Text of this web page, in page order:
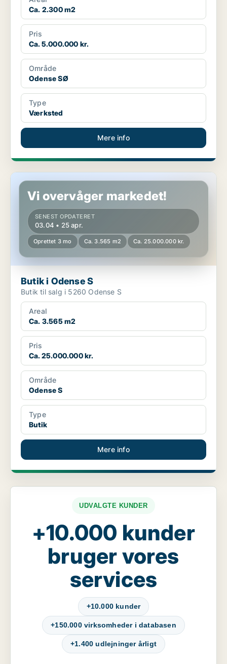
Ca. 2.300 m2
Pris
Ca. 5.000.000 kr.
Område
Odense SØ
Type
Værksted
Mere info
Butik i Odense S
Vi overvåger markedet!
SENEST OPDATERET
03.04 • 25 apr.
Oprettet 3 mo Ca. 3.565 m2 Ca. 25.000.000 kr.
Butik i Odense S
Butik til salg i 5260 Odense S
Areal
Ca. 3.565 m2
Pris
Ca. 25.000.000 kr.
Område
Odense S
Type
Butik
Mere info
UDVALGTE KUNDER
+10.000 kunder
bruger vores
services
+10.000 kunder
+150.000 virksomheder i databasen
+1.400 udlejninger årligt